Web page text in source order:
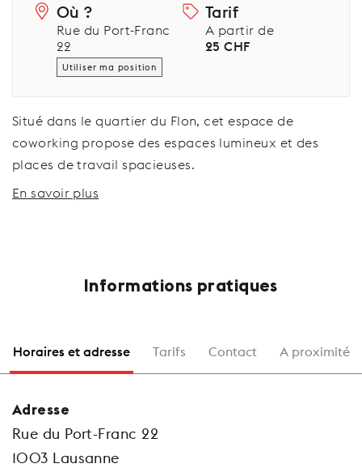
Où ?
Rue du Port-Franc
22
Utiliser ma position
Tarif
A partir de
25 CHF
Situé dans le quartier du Flon, cet espace de
coworking propose des espaces lumineux et des
places de travail spacieuses.
En savoir plus
Informations pratiques
Horaires et adresse Tarifs Contact A proximité
Adresse
Rue du Port-Franc 22
1003 Lausanne